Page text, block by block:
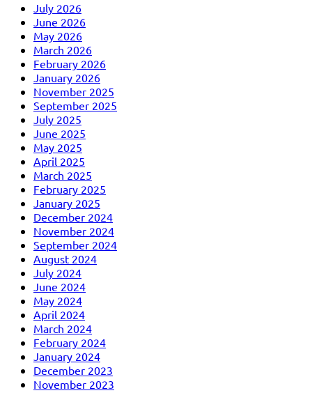
July 2026
June 2026
May 2026
March 2026
February 2026
January 2026
November 2025
September 2025
July 2025
June 2025
May 2025
April 2025
March 2025
February 2025
January 2025
December 2024
November 2024
September 2024
August 2024
July 2024
June 2024
May 2024
April 2024
March 2024
February 2024
January 2024
December 2023
November 2023